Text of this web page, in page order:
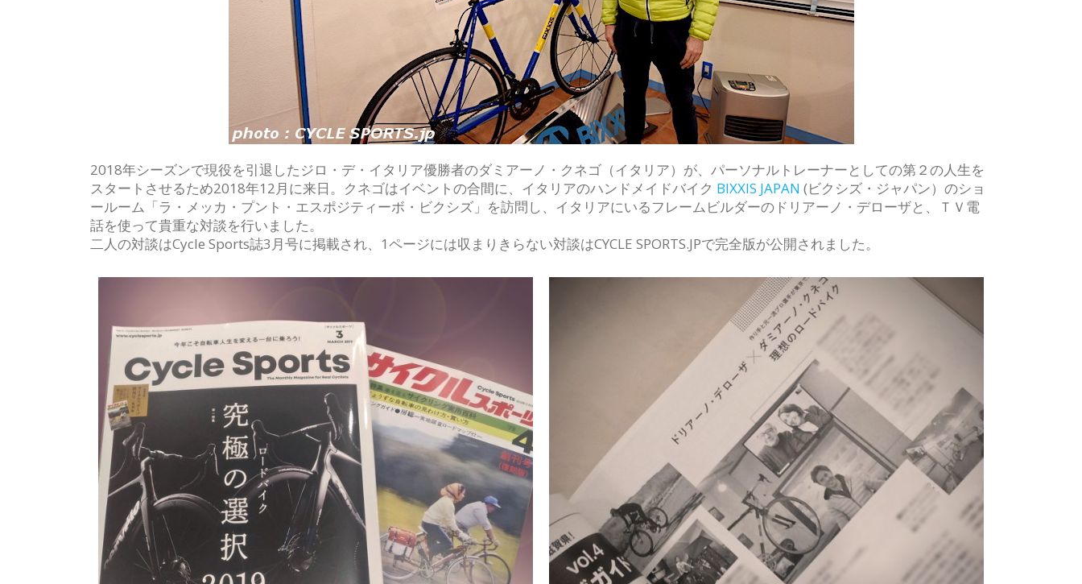
2018年シーズンで現役を引退したジロ・デ・イタリア優勝者のダミアーノ・クネゴ（イタリア）が、パーソナルトレーナーとしての第２の人生を
スタートさせるため2018年12月に来日。クネゴはイベントの合間に、イタリアのハンドメイドバイク BIXXIS JAPAN (ビクシズ・ジャパン）のショ
ールーム「ラ・メッカ・プント・エスポジティーボ・ビクシズ」を訪問し、イタリアにいるフレームビルダーのドリアーノ・デローザと、ＴＶ電
話を使って貴重な対談を行いました。
二人の対談はCycle Sports誌3月号に掲載され、1ページには収まりきらない対談はCYCLE SPORTS.JPで完全版が公開されました。